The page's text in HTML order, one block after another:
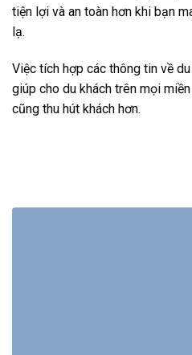
tiện lợi và an toàn hơn khi bạn
lạ.
Việc tích hợp các thông tin về
giúp cho du khách trên mọi
cũng thu hút khách hơn.